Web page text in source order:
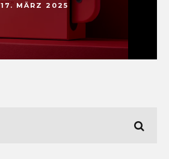
17. MÄRZ 2025